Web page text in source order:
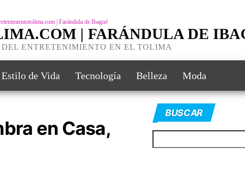
| FARÁNDULA DE
ENTRETENIMIENTO EN EL TOLIMA
Estilo de Vida Tecnología Belleza Moda
en Casa,
BUSCAR